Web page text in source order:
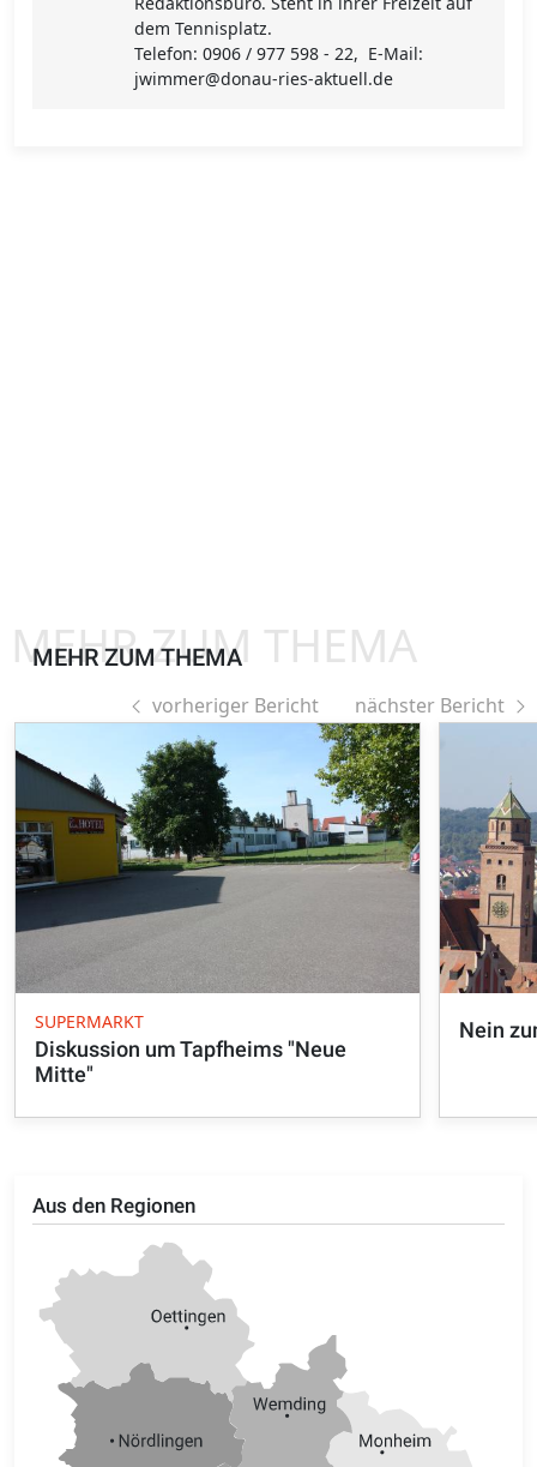
dem Tennisplatz.
Telefon: 0906 / 977 598 - 22, E-Mail:
jwimmer@donau-ries-aktuell.de
Aus den Regionen
MEHR ZUM THEMA
MEHR ZUM THEMA
vorheriger Bericht nächster Bericht
SUPERMARKT
Diskussion um Tapfheims "Neue
Mitte"
Nein